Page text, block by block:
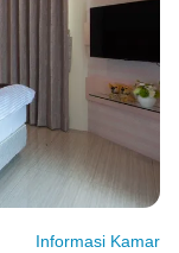
Informasi Kamar